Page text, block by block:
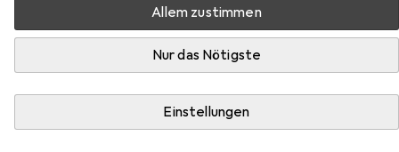
Allem zustimmen
Nur das Nötigste
Einstellungen
Hier findest du passendes Zubehör zum Produkt Topstar
Bürostuhl Smart Point schwarz aus der Kategorie